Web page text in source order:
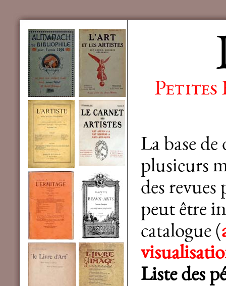
Petites
La base
plusieurs
des revues
peut être
catalogue (
Liste des